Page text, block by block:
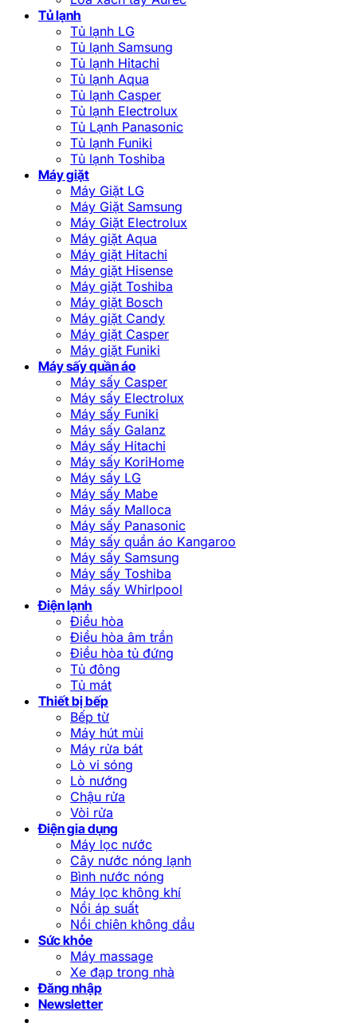
Tủ lạnh
Tủ lạnh LG
Tủ lạnh Samsung
Tủ lạnh Hitachi
Tủ lạnh Aqua
Tủ lạnh Casper
Tủ lạnh Electrolux
Tủ Lạnh Panasonic
Tủ lạnh Funiki
Tủ lạnh Toshiba
Máy giặt
Máy Giặt LG
Máy Giặt Samsung
Máy Giặt Electrolux
Máy giặt Aqua
Máy giặt Hitachi
Máy giặt Hisense
Máy giặt Toshiba
Máy giặt Bosch
Máy giặt Candy
Máy giặt Casper
Máy giặt Funiki
Máy sấy quần áo
Máy sấy Casper
Máy sấy Electrolux
Máy sấy Funiki
Máy sấy Galanz
Máy sấy Hitachi
Máy sấy KoriHome
Máy sấy LG
Máy sấy Mabe
Máy sấy Malloca
Máy sấy Panasonic
Máy sấy quần áo Kangaroo
Máy sấy Samsung
Máy sấy Toshiba
Máy sấy Whirlpool
Điện lạnh
Điều hòa
Điều hòa âm trần
Điều hòa tủ đứng
Tủ đông
Tủ mát
Thiết bị bếp
Bếp từ
Máy hút mùi
Máy rửa bát
Lò vi sóng
Lò nướng
Chậu rửa
Vòi rửa
Điện gia dụng
Máy lọc nước
Cây nước nóng lạnh
Bình nước nóng
Máy lọc không khí
Nồi áp suất
Nồi chiên không dầu
Sức khỏe
Máy massage
Xe đạp trong nhà
Đăng nhập
Newsletter